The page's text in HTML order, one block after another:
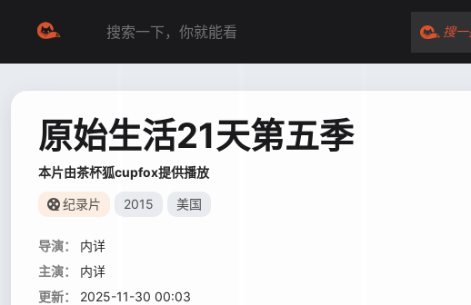
搜
原始生活21天第五季
本片由茶杯狐cupfox提供播放
纪录片 2015 美国
导演：
内详
主演：
内详
更新：
2025-11-30 00:03